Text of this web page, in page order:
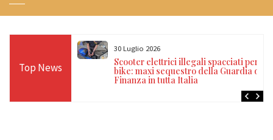
Top News
campi rom e
17 denunce e
30 Luglio 2026
Scooter elettrici illegali spacciati per e-
bike: maxi sequestro della Guardia di
Finanza in tutta Italia